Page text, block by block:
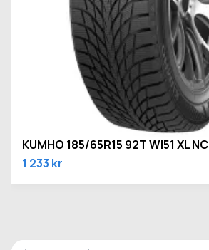
KUMHO 185/65R15 92T WI51 XL NC
1 233 kr